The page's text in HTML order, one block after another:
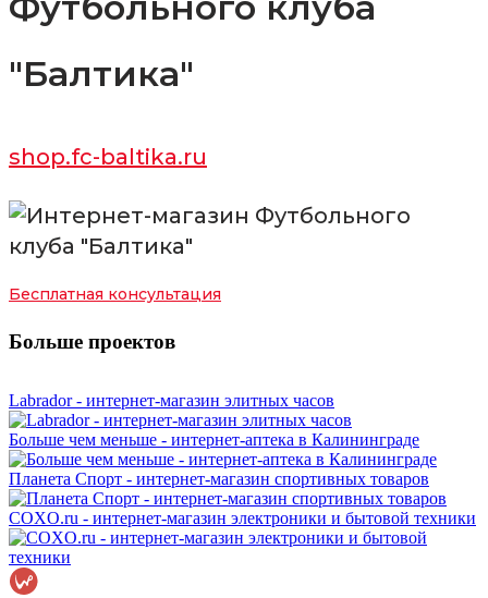
"Балтика"
shop.fc-baltika.ru
Бесплатная консультация
Больше проектов
Labrador - интернет-магазин элитных часов
Больше чем меньше - интернет-аптека в Калининграде
Планета Спорт - интернет-магазин спортивных товаров
СOXO.ru - интернет-магазин электроники и бытовой техники